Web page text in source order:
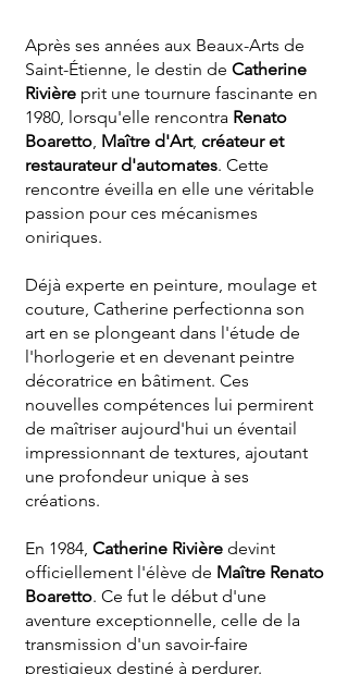
Après ses années aux Beaux-Arts de
Saint-Étienne, le destin de Catherine
Rivière prit une tournure fascinante en
1980, lorsqu'elle rencontra Renato
Boaretto, Maître d'Art, créateur et
restaurateur d'automates. Cette
rencontre éveilla en elle une véritable
passion pour ces mécanismes
oniriques.
Déjà experte en peinture, moulage et
couture, Catherine perfectionna son
art en se plongeant dans l'étude de
l'horlogerie et en devenant peintre
décoratrice en bâtiment. Ces
nouvelles compétences lui permirent
de maîtriser aujourd'hui un éventail
impressionnant de textures, ajoutant
une profondeur unique à ses
créations.
En 1984, Catherine Rivière devint
officiellement l'élève de Maître Renato
Boaretto. Ce fut le début d'une
aventure exceptionnelle, celle de la
transmission d'un savoir-faire
prestigieux destiné à perdurer.